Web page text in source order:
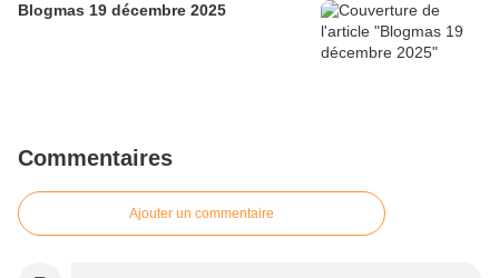
Blogmas 19 décembre 2025
Commentaires
Ajouter un commentaire